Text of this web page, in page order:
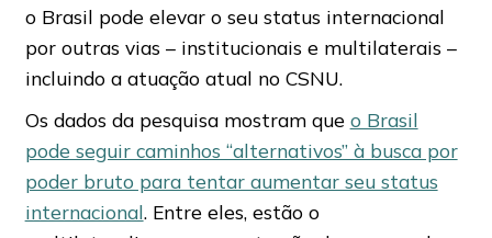
o Brasil pode elevar o seu status internacional
por outras vias – institucionais e multilaterais –
incluindo a atuação atual no CSNU.
Os dados da pesquisa mostram que o Brasil
pode seguir caminhos “alternativos” à busca por
poder bruto para tentar aumentar seu status
internacional. Entre eles, estão o